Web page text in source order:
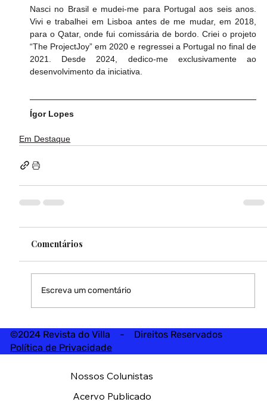
Nasci no Brasil e mudei-me para Portugal aos seis anos.
Vivi e trabalhei em Lisboa antes de me mudar, em 2018,
para o Qatar, onde fui comissária de bordo. Criei o projeto
“The ProjectJoy” em 2020 e regressei a Portugal no final de
2021. Desde 2024, dedico-me exclusivamente ao
desenvolvimento da iniciativa.
Ígor Lopes
Em Destaque
Comentários
Escreva um comentário
©2024 Revista do Villa - Direitos Reservados
Política de Privacidade
Nossos Colunistas
Acervo Publicado